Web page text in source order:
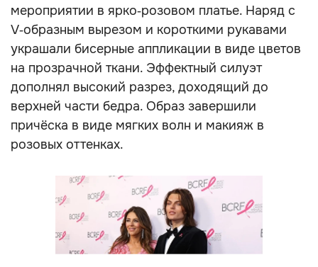
мероприятии в ярко‑розовом платье. Наряд с
V‑образным вырезом и короткими рукавами
украшали бисерные аппликации в виде цветов
на прозрачной ткани. Эффектный силуэт
дополнял высокий разрез, доходящий до
верхней части бедра. Образ завершили
причёска в виде мягких волн и макияж в
розовых оттенках.